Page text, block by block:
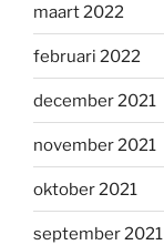
maart 2022
februari 2022
december 2021
november 2021
oktober 2021
september 2021